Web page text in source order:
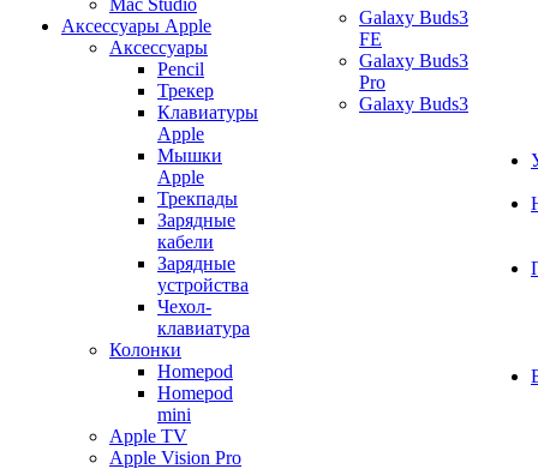
Mac Studio
Аксессуары Apple
Аксессуары
Pencil
Трекер
Клавиатуры
Apple
Мышки
Apple
Трекпады
Зарядные
кабели
Зарядные
устройства
Чехол-
клавиатура
Колонки
Homepod
Homepod
mini
Apple TV
Apple Vision Pro
Galaxy Buds3
FE
Galaxy Buds3
Pro
Galaxy Buds3